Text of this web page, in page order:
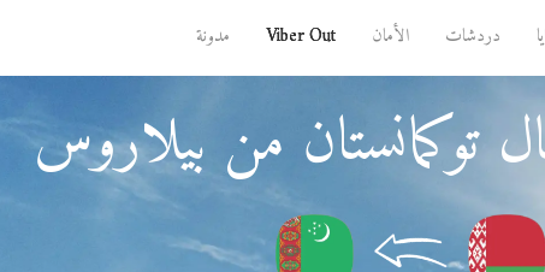
دردشات الأمان Viber Out مدونة
توكمانستان من بيلاروس